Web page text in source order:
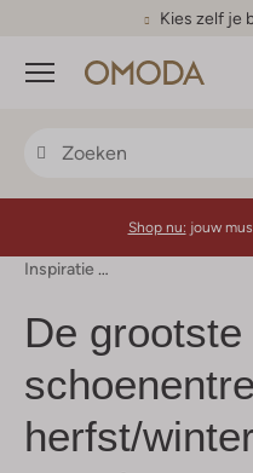
Kies zelf je
Menu
Shop nu: jouw
Inspiratie
De grootste
herfst/